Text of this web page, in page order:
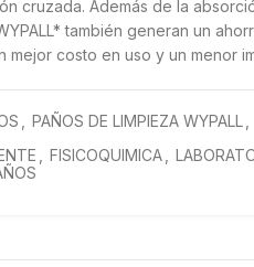
cruzada. Además de la
también generan un
mejor costo en uso y un menor
PAÑOS DE LIMPIEZA WYPALL
FISICOQUIMICA